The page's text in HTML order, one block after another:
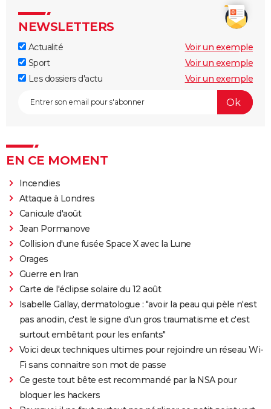
NEWSLETTERS
Actualité
Voir un exemple
Sport
Voir un exemple
Les dossiers d'actu
Voir un exemple
EN CE MOMENT
Incendies
Attaque à Londres
Canicule d'août
Jean Pormanove
Collision d'une fusée Space X avec la Lune
Orages
Guerre en Iran
Carte de l'éclipse solaire du 12 août
Isabelle Gallay, dermatologue : "avoir la peau qui pèle n'est
pas anodin, c'est le signe d'un gros traumatisme et c'est
surtout embêtant pour les enfants"
Voici deux techniques ultimes pour rejoindre un réseau Wi-
Fi sans connaitre son mot de passe
Ce geste tout bête est recommandé par la NSA pour
bloquer les hackers